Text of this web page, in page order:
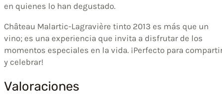
en quienes lo han degustado.
Château Malartic-Lagravière tinto 2013 es más que un
vino; es una experiencia que invita a disfrutar de los
momentos especiales en la vida. ¡Perfecto para
y celebrar!
Valoraciones